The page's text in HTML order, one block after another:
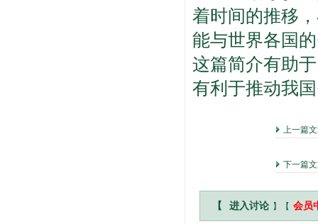
着时间的推移
能与世界各国
这篇简介有助
有利于推动我
上一篇
下一篇
【 进入讨论 】【 会员